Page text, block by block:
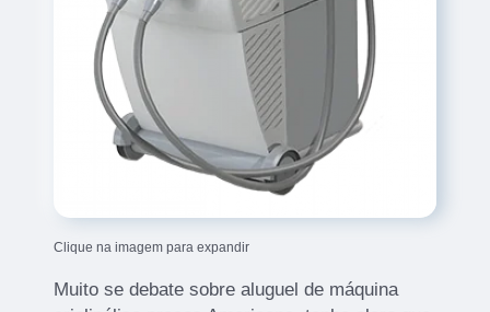
Clique na imagem para expandir
Muito se debate sobre aluguel de máquina